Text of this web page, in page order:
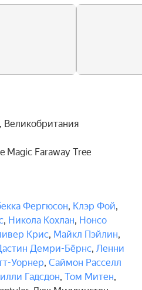
по вкусу не всем.
буквально растут на
Magic Faraway Tree
Фергюсон, Клэр Фой,
, Никола Кохлан, Нонсо
Крис, Майкл Пэйлин,
Демри-Бёрнс, Ленни
Уорнер, Саймон Расселл
Гадсдон, Том Митен,